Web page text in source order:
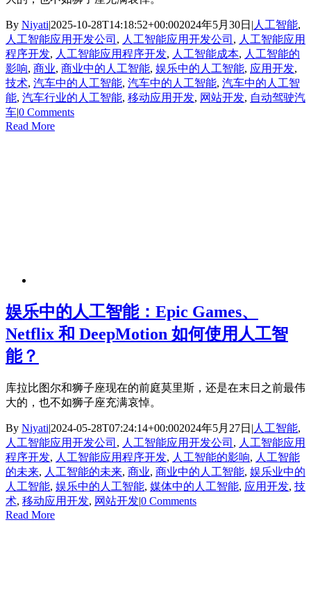
By Niyati|2025-10-28T14:18:52+00:002024年5月30日 | 人工智能,
人工智能应用开发公司 , 人工智能应用开发公司 , 人工智能应用
程序开发, 人工智能应用程序开发, 人工智能成本, 人工智能的
影响, 商业, 商业中的人工智能, 娱乐中的人工智能, 应用开发,
技术, 汽车中的人工智能, 汽车中的人工智能, 汽车中的人工智
能, 汽车行业的人工智能, 移动应用开发, 网站开发, 自动驾驶汽
车|0 Comments
Read More
娱乐中的人工智能：Epic Games、
Netflix 和 DeepMotion 如何使用人工智
能？
库拉比图尔和狮子座现在的前庭莫里斯，还是在末日之前最伟
大的，也不如狮子座充满哀悼。
By Niyati|2024-05-28T07:24:14+00:002024年5月27日 | 人工智能,
人工智能应用开发公司 , 人工智能应用开发公司 , 人工智能应用
程序开发, 人工智能应用程序开发, 人工智能的影响, 人工智能
的未来, 人工智能的未来, 商业, 商业中的人工智能, 娱乐业中的
人工智能, 娱乐中的人工智能, 媒体中的人工智能, 应用开发, 技
术, 移动应用开发, 网站开发|0 Comments
Read More